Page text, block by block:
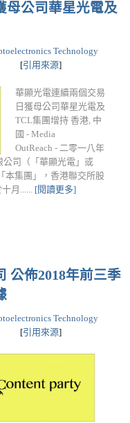
母公司華星光電及
Technology
[引用來源]
華顯光電連續兩個交易
日獲母公司華星光電及
TCL集團增持 香港, 中
國 - Media
OutReach - 二零一八年
公司（「華顯光電」或
本集團」，香港聯交所股
月...... [閱讀更多]
公佈2018年前三季
Technology
[引用來源]